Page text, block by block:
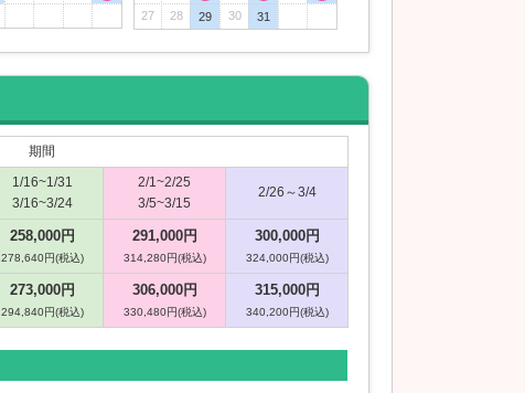
27
28 29 30 31
期間
1/16~1/31
3/16~3/24
2/1~2/25
3/5~3/15
2/26～3/4
258,000円
278,640円(税込)
291,000円
314,280円(税込)
300,000円
324,000円(税込)
273,000円
294,840円(税込)
306,000円
330,480円(税込)
315,000円
340,200円(税込)